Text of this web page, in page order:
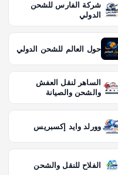
شركة الفارس للشحن
الدولي
حول العالم للشحن الدولي
الساهر لنقل العفش
والشحن والصيانة
وورلد وايد إكسبريس
الفلاح للنقل والشحن